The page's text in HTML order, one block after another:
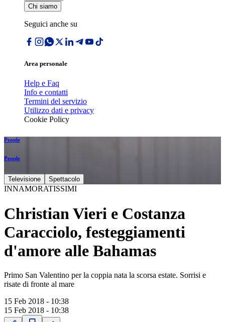
Chi siamo
Seguici anche su
Area personale
Help e Faq
Info e contatti
Termini del servizio
Utilizzo dati e privacy
Cookie Policy
People
People
Televisione Spettacolo
INNAMORATISSIMI
Christian Vieri e Costanza
Caracciolo, festeggiamenti
d'amore alle Bahamas
Primo San Valentino per la coppia nata la scorsa estate. Sorrisi e
risate di fronte al mare
15 Feb 2018 - 10:38
15 Feb 2018 - 10:38